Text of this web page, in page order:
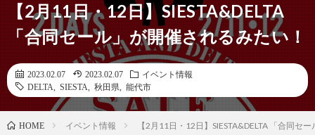
【2月11日・12日】SIESTA&DELTA
「合同セール」が開催されるみたい！
2023.02.07 2023.02.07
イベント情報
DELTA
SIESTA 秋田県 能代市
HOME イベント情報 【2月11日・12日】SIESTA&DELTA 「合同セ